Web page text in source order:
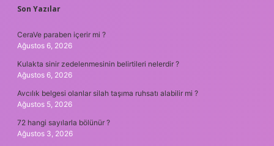
SIDEBAR
Son Yazılar
CeraVe paraben içerir mi ?
Ağustos 6, 2026
Kulakta sinir zedelenmesinin belirtileri nelerdir ?
Ağustos 6, 2026
Avcılık belgesi olanlar silah taşıma ruhsatı alabilir mi ?
Ağustos 5, 2026
72 hangi sayılarla bölünür ?
Ağustos 3, 2026